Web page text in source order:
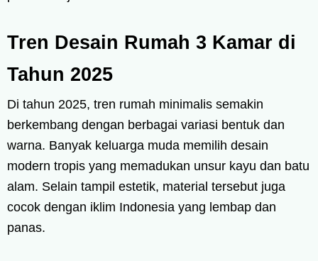
Tren Desain Rumah 3 Kamar di
Tahun 2025
Di tahun 2025, tren rumah minimalis semakin
berkembang dengan berbagai variasi bentuk dan
warna. Banyak keluarga muda memilih desain
modern tropis yang memadukan unsur kayu dan batu
alam. Selain tampil estetik, material tersebut juga
cocok dengan iklim Indonesia yang lembap dan
panas.